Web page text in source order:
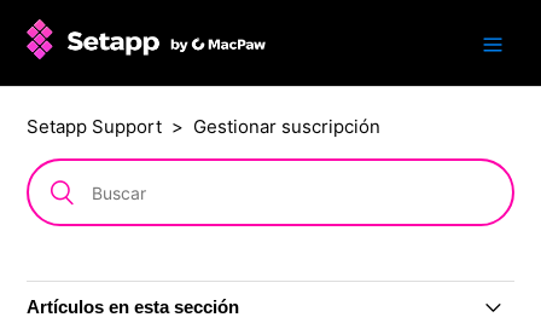
Setapp Support Gestionar suscripción
Artículos en esta sección